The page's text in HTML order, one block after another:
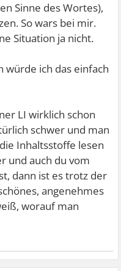
Sinne des Wortes),
So wars bei mir.
Situation ja nicht.
würde ich das einfach
LI wirklich schon
schwer und man
Inhaltsstoffe lesen
und auch du vom
dann ist es trotz der
angenehmes
worauf man